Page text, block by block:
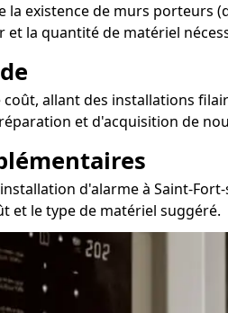
la existence de murs
la quantité de matériel
allant des installations
et d'acquisition de
d'alarme à Saint-
et le type de matériel suggéré.